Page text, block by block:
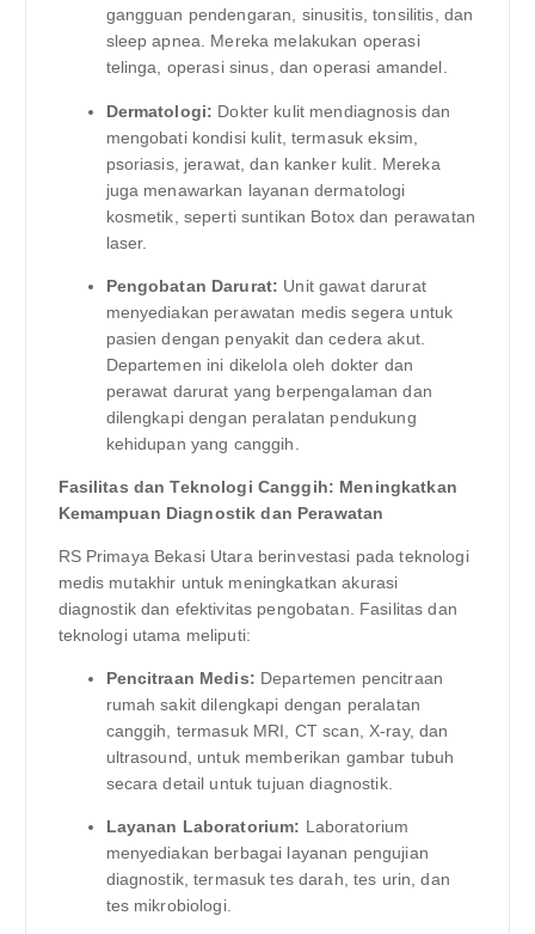
gangguan pendengaran, sinusitis, tonsilitis, dan
sleep apnea. Mereka melakukan operasi
telinga, operasi sinus, dan operasi amandel.
Dermatologi: Dokter kulit mendiagnosis dan
mengobati kondisi kulit, termasuk eksim,
psoriasis, jerawat, dan kanker kulit. Mereka
juga menawarkan layanan dermatologi
kosmetik, seperti suntikan Botox dan perawatan
laser.
Pengobatan Darurat: Unit gawat darurat
menyediakan perawatan medis segera untuk
pasien dengan penyakit dan cedera akut.
Departemen ini dikelola oleh dokter dan
perawat darurat yang berpengalaman dan
dilengkapi dengan peralatan pendukung
kehidupan yang canggih.
Fasilitas dan Teknologi Canggih: Meningkatkan
Kemampuan Diagnostik dan Perawatan
RS Primaya Bekasi Utara berinvestasi pada teknologi
medis mutakhir untuk meningkatkan akurasi
diagnostik dan efektivitas pengobatan. Fasilitas dan
teknologi utama meliputi:
Pencitraan Medis: Departemen pencitraan
rumah sakit dilengkapi dengan peralatan
canggih, termasuk MRI, CT scan, X-ray, dan
ultrasound, untuk memberikan gambar tubuh
secara detail untuk tujuan diagnostik.
Layanan Laboratorium: Laboratorium
menyediakan berbagai layanan pengujian
diagnostik, termasuk tes darah, tes urin, dan
tes mikrobiologi.